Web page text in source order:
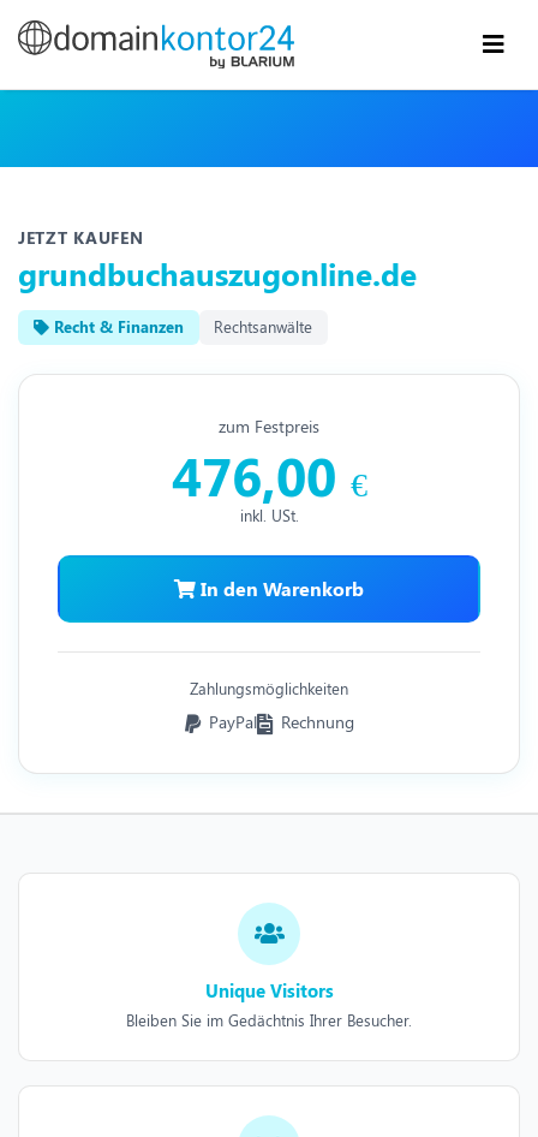
JETZT KAUFEN
grundbuchauszugonline.de
Recht & Finanzen Rechtsanwälte
zum Festpreis
476,00 €
inkl. USt.
In den Warenkorb
Zahlungsmöglichkeiten
PayPal Rechnung
Unique Visitors
Bleiben Sie im Gedächtnis Ihrer Besucher.